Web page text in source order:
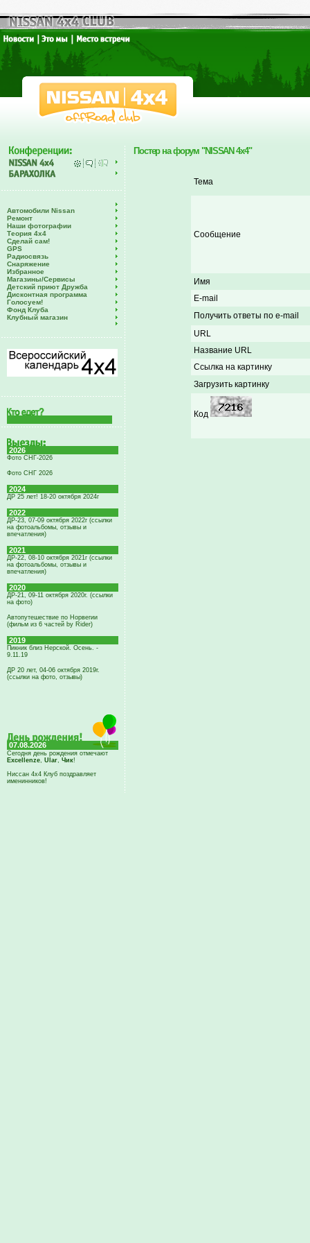
Автомобили Nissan
Ремонт
Наши фотографии
Теория 4х4
Сделай сам!
GPS
Радиосвязь
Снаряжение
Избранное
Магазины/Сервисы
Детский приют Дружба
Дисконтная программа
Голосуем!
Фонд Клуба
Клубный магазин
2026
Фото СНГ-2026
Фото СНГ 2026
2024
ДР 25 лет! 18-20 октября 2024г
2022
ДР-23, 07-09 октября 2022г (ссылки
на фотоальбомы, отзывы и
впечатления)
2021
ДР-22, 08-10 октября 2021г (ссылки
на фотоальбомы, отзывы и
впечатления)
2020
ДР-21, 09-11 октября 2020г. (ссылки
на фото)
Автопутешествие по Норвегии
(фильм из 6 частей by Rider)
2019
Пикник близ Нерской. Осень. -
9.11.19
ДР 20 лет, 04-06 октября 2019г.
(ссылки на фото, отзывы)
07.08.2026
Сегодня день рождения отмечают
Excellenze, Ular, Чик!
Ниссан 4х4 Клуб поздравляет
именинников!
Постер на форум "NISSAN 4x4"
Тема
Сообщение
Имя
E-mail
Получить ответы по e-mail
URL
Название URL
Ссылка на картинку
Загрузить картинку
Код